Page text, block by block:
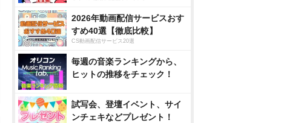
2026年動画配信サービスおす
すめ40選【徹底比較】
CS動画配信サービス20選
毎週の音楽ランキングから、
ヒットの推移をチェック！
試写会、登壇イベント、サイ
ンチェキなどプレゼント！